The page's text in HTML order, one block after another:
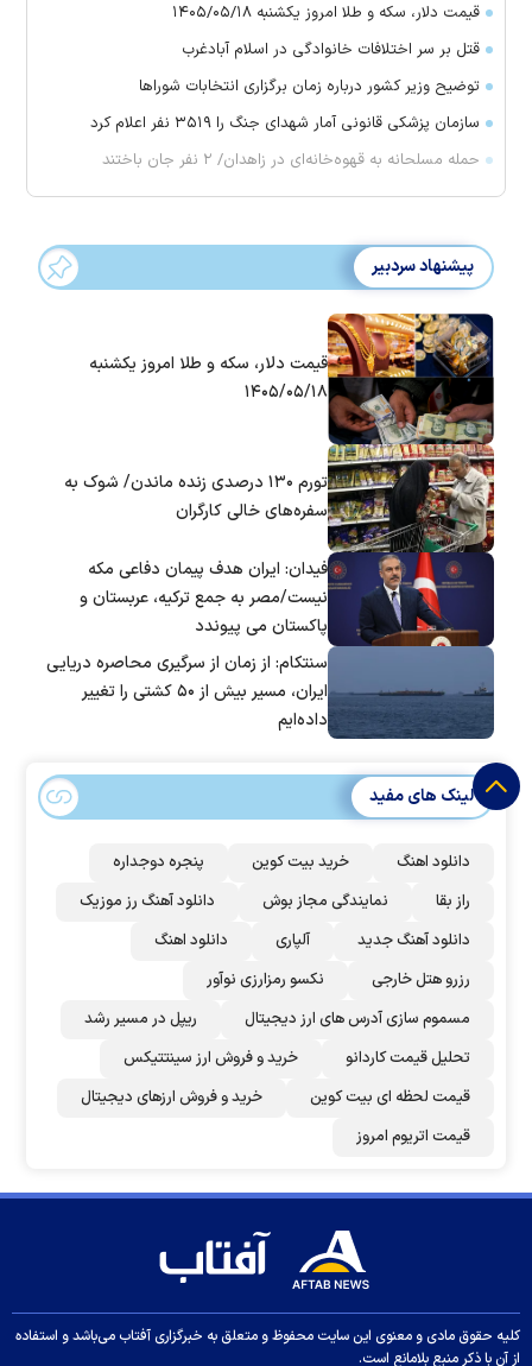
قیمت دلار، سکه و طلا امروز یکشنبه ۱۴۰۵/۰۵/۱۸
قتل بر سر اختلافات خانوادگی در اسلام آبادغرب
توضیح وزیر کشور درباره زمان برگزاری انتخابات شورا‌ها
سازمان پزشکی قانونی آمار شهدای جنگ را ۳۵۱۹ نفر اعلام کرد
حمله مسلحانه به قهوه‌خانه‌ای در زاهدان/ ۲ نفر جان باختند
پیشنهاد سردبیر
قیمت دلار، سکه و طلا امروز یکشنبه
۱۴۰۵/۰۵/۱۸
تورم ۱۳۰ درصدی زنده ماندن/ شوک به
سفره‌های خالی کارگران
فیدان: ایران هدف پیمان دفاعی مکه
نیست/مصر به جمع ترکیه، عربستان و
پاکستان می پیوندد
سنتکام: از زمان از سرگیری محاصره دریایی
ایران، مسیر بیش از ۵۰ کشتی را تغییر
داده‌ایم
لینک های مفید
دانلود اهنگ خرید بیت کوین
پنجره دوجداره
راز بقا
نمایندگی مجاز بوش
دانلود آهنگ رز‌ موزیک
دانلود آهنگ جدید
آلپاری
دانلود اهنگ
رزرو هتل خارجی
نکسو رمزارزی نوآور
مسموم سازی آدرس های ارز دیجیتال
ریپل در مسیر رشد
تحلیل قیمت کاردانو
خرید و فروش ارز سینتتیکس
قیمت لحظه ای بیت کوین
خرید و فروش ارزهای دیجیتال
قیمت اتریوم امروز
کلیه حقوق مادی و معنوی این سایت محفوظ و متعلق به خبرگزاری آفتاب می‌باشد و استفاده
از آن با ذکر منبع بلامانع است.